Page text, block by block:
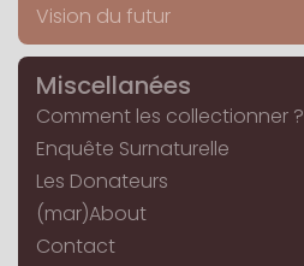
Vision du futur
Miscellanées
Comment les collectionner ?
Enquête Surnaturelle
Les Donateurs
(mar)About
Contact